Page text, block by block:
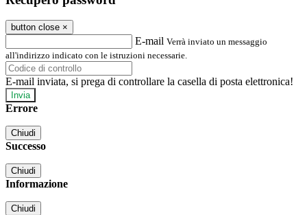
button close ×
E-mail Verrà inviato un messaggio
all'indirizzo indicato con le istruzioni necessarie.
E-mail inviata, si prega di controllare la casella di posta elettronica!
Errore
Chiudi
Successo
Chiudi
Informazione
Chiudi